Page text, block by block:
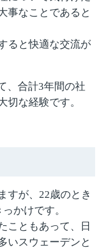
事なことであると
ると快適な交流が
、合計3年間の社
切な経験です。
すが、22歳のとき
かけです。
こともあって、日
いスウェーデンと